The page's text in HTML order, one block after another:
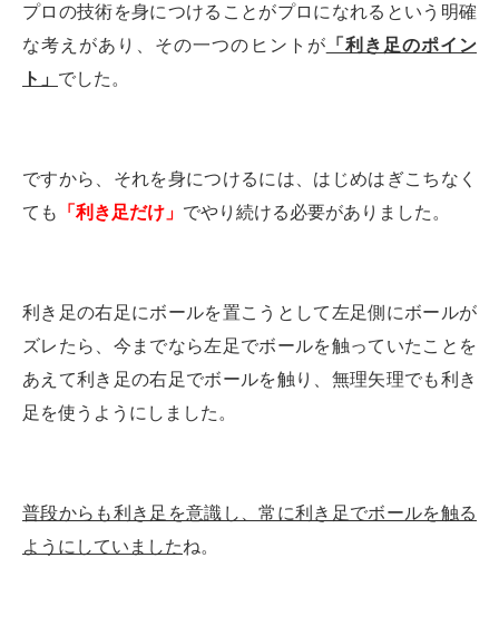
プロの技術を身につけることがプロになれるという明確
な考えがあり、その一つのヒントが 「利き足のポイン
ト」 でした。
ですから、それを身につけるには、はじめはぎこちなく
ても
「利き足だけ」 でやり続ける必要がありました。
利き足の右足にボールを置こうとして左足側にボールが
ズレたら、今までなら左足でボールを触っていたことを
あえて利き足の右足でボールを触り、無理矢理でも利き
足を使うようにしました。
普段からも利き足を意識し、常に利き足でボールを触る
ようにしていましたね。